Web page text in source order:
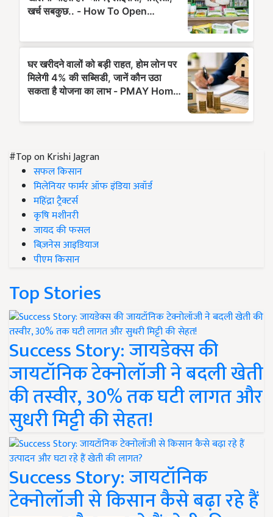
#Top on Krishi Jagran
सफल किसान
मिलेनियर फार्मर ऑफ इंडिया अवॉर्ड
महिंद्रा ट्रैक्टर्स
कृषि मशीनरी
जायद की फसल
बिज़नेस आइडियाज
पीएम किसान
Top Stories
Success Story: जायडेक्स की
जायटॉनिक टेक्नोलॉजी ने बदली खेती
की तस्वीर, 30% तक घटी लागत और
सुधरी मिट्टी की सेहत!
Success Story: जायटॉनिक
टेक्नोलॉजी से किसान कैसे बढ़ा रहे हैं